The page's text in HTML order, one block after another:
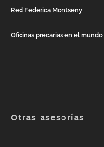
Red Federica Montseny
Oficinas precarias en el mundo
Otras asesorías